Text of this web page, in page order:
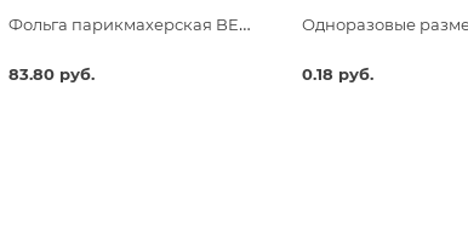
Фольга парикмахерская BEAJOY Premium 18 мкм 25 м
83.80 руб. 0.18 руб.